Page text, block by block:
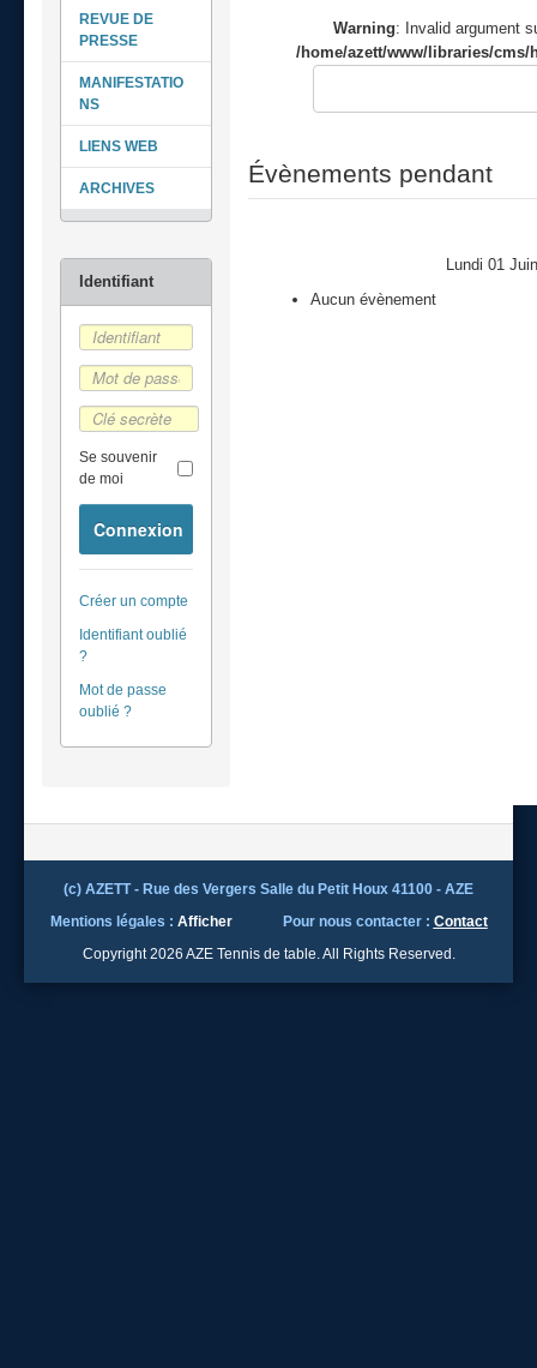
Se souvenir
de moi
Connexion
Créer un compte
Identifiant oublié
?
Mot de passe
oublié ?
REVUE DE
PRESSE
MANIFESTATIO
NS
LIENS WEB
ARCHIVES
Warning: Invalid argument
/home/azett/www/libraries/cms/
Évènements pendant
Lundi 01
Aucun évènement
(c) AZETT - Rue des Vergers Salle du Petit Houx 41100 - AZE
Mentions légales : Afficher Pour nous contacter : Contact
Copyright 2026 AZE Tennis de table. All Rights Reserved.